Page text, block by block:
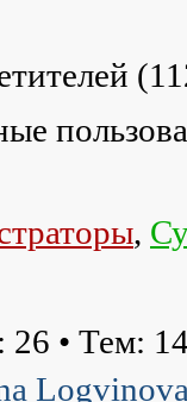
(
,
26 • Тем: